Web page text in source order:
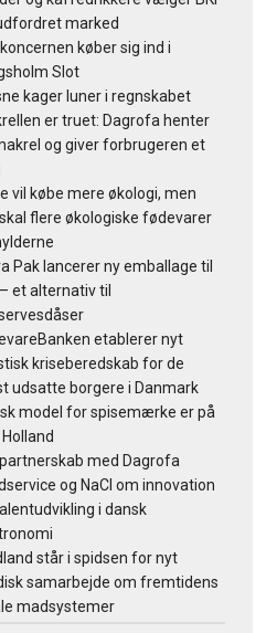
marked
køber sig ind i
Slot
kager luner i regnskabet
er truet: Dagrofa henter
og giver forbrugeren et
vil købe mere økologi, men
flere økologiske fødevarer
Pak lancerer ny emballage til
et alternativ til
etablerer nyt
kriseberedskab for de
udsatte borgere i Danmark
model for spisemærke er på
med Dagrofa
og NaCl om innovation
i dansk
står i spidsen for nyt
samarbejde om fremtidens
madsystemer